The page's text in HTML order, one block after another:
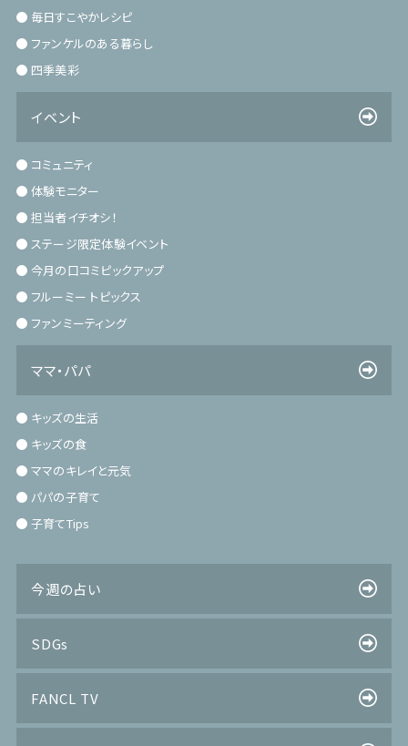
毎日すこやかレシピ
ファンケルのある暮らし
四季美彩
イベント
コミュニティ
体験モニター
担当者イチオシ！
ステージ限定体験イベント
今月の口コミピックアップ
フルーミー トピックス
ファンミーティング
ママ・パパ
キッズの生活
キッズの食
ママのキレイと元気
パパの子育て
子育てTips
今週の占い
SDGs
FANCL TV